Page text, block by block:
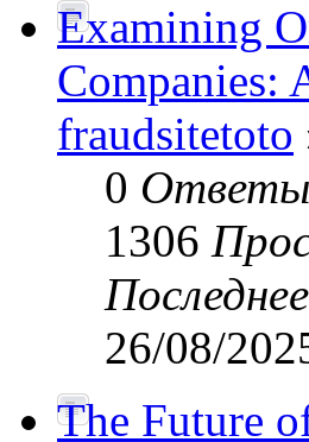
Examining
Companies:
fraudsitetoto
0 Ответы
1306
26/08/
The Future